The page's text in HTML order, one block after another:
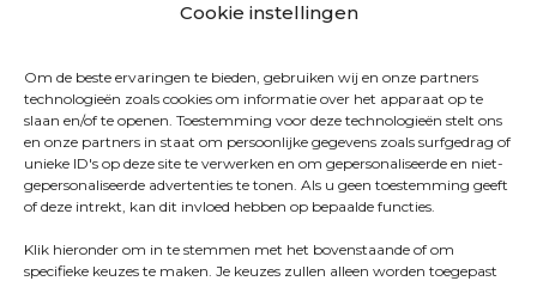
Cookie instellingen
Om de beste ervaringen te bieden, gebruiken wij en onze partners
technologieën zoals cookies om informatie over het apparaat op te
slaan en/of te openen. Toestemming voor deze technologieën stelt ons
en onze partners in staat om persoonlijke gegevens zoals surfgedrag of
unieke ID's op deze site te verwerken en om gepersonaliseerde en niet-
gepersonaliseerde advertenties te tonen. Als u geen toestemming geeft
of deze intrekt, kan dit invloed hebben op bepaalde functies.
Klik hieronder om in te stemmen met het bovenstaande of om
specifieke keuzes te maken. Je keuzes zullen alleen worden toegepast